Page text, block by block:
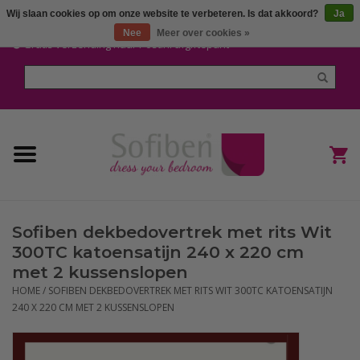
Gratis verzending naar Post.nl afgiftepunt
Mijn account / Registreren
Dekbedovertrekken
(Hoes) Laken en Lakensets
Sofiben Outlet
Sofiben BLOG
Sofiben dekbedovertrek met rits Wit
300TC katoensatijn 240 x 220 cm
met 2 kussenslopen
HOME/ SOFIBEN DEKBEDOVERTREK MET RITS WIT 300TC KATOENSATIJN
240 X 220 CM MET 2 KUSSENSLOPEN
Wij slaan cookies op om onze website te verbeteren. Is dat akkoord?
Ja
Nee
Meer over cookies »